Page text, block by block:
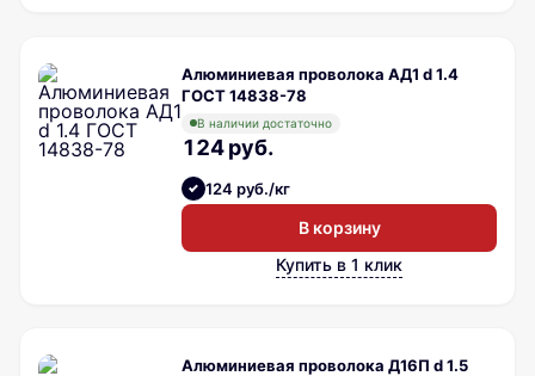
Алюминиевая проволока АД1 d 1.4
ГОСТ 14838-78
В наличии достаточно
124 руб.
124 руб./кг
В корзину
Купить в 1 клик
Алюминиевая проволока Д16П d 1.5